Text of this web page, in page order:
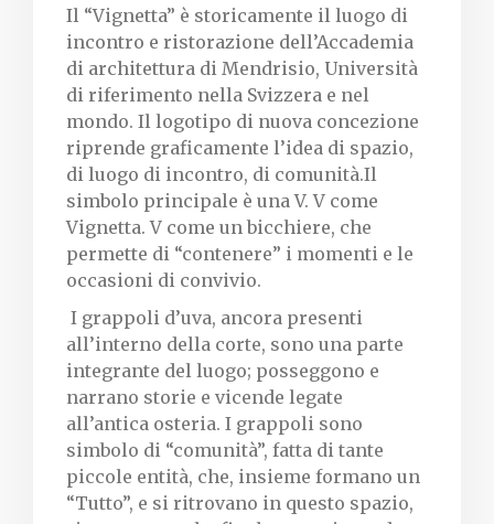
Il “Vignetta” è storicamente il luogo di
incontro e ristorazione dell’Accademia
di architettura di Mendrisio, Università
di riferimento nella Svizzera e nel
mondo. Il logotipo di nuova concezione
riprende graficamente l’idea di spazio,
di luogo di incontro, di comunità.Il
simbolo principale è una V. V come
Vignetta. V come un bicchiere, che
permette di “contenere” i momenti e le
occasioni di convivio.
I grappoli d’uva, ancora presenti
all’interno della corte, sono una parte
integrante del luogo; posseggono e
narrano storie e vicende legate
all’antica osteria. I grappoli sono
simbolo di “comunità”, fatta di tante
piccole entità, che, insieme formano un
“Tutto”, e si ritrovano in questo spazio,